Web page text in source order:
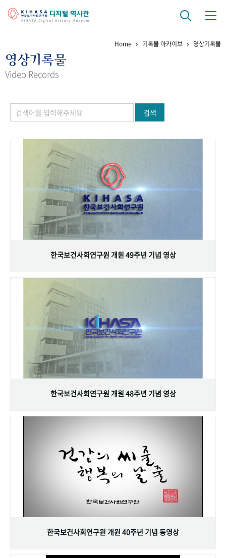
걸어온 길 기관 변천사
정책과 연구 키워드로 보는 연구 역사
연구자들
기록물 아카이브
사진 아카이브 문서 기록물 행정박물 영상 기록물
주년 기념
성과 50선 숫자로 보는 50년
VR 역사관
Home 기록물 아카이브 영상기록물
영상기록물
Video Records
검색
한국보건사회연구원 개원 49주년 기념 영상
한국보건사회연구원 개원 48주년 기념 영상
한국보건사회연구원 개원 40주년 기념 동영상